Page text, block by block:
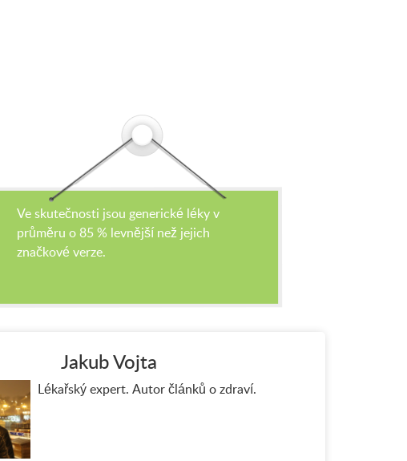
Ve skutečnosti jsou generické léky v
průměru o 85 % levnější než jejich
značkové verze.
Jakub Vojta
Lékařský expert. Autor článků o zdraví.